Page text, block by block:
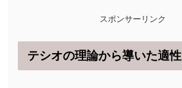
スポンサーリンク
テシオの理論から導いた適性